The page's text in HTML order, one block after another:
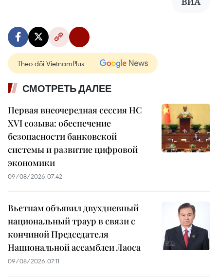
Theo dõi VietnamPlus
СМОТРЕТЬ ДАЛЕЕ
Первая внеочередная сессия НС
XVI созыва: обеспечение
безопасности банковской
системы и развитие цифровой
экономики
09/08/2026 07:42
Вьетнам объявил двухдневный
национальный траур в связи с
кончиной Председателя
Национальной ассамблеи Лаоса
09/08/2026 07:11